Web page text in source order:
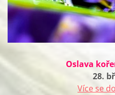
Oslava
28.
Více se